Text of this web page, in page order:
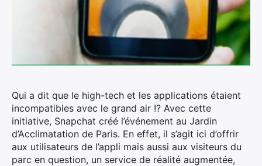
Qui a dit que le high-tech et les applications étaient
incompatibles avec le grand air !? Avec cette
initiative, Snapchat créé l’événement au Jardin
d’Acclimatation de Paris. En effet, il s’agit ici d’offrir
aux utilisateurs de l’appli mais aussi aux visiteurs du
parc en question, un service de réalité augmentée,